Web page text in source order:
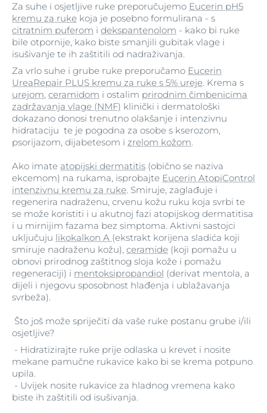
Za suhe i osjetljive ruke preporučujemo Eucerin pH5
kremu za ruke koja je posebno formulirana - s
citratnim puferom i dekspantenolom - kako bi ruke
bile otpornije, kako biste smanjili gubitak vlage i
isušivanje te ih zaštitili od nadraživanja.
Za vrlo suhe i grube ruke preporučamo Eucerin
UreaRepair PLUS kremu za ruke s 5% ureje. Krema s
urejom, ceramidom i ostalim prirodnim čimbenicima
zadržavanja vlage (NMF) klinički i dermatološki
dokazano donosi trenutno olakšanje i intenzivnu
hidrataciju te je pogodna za osobe s kserozom,
psorijazom, dijabetesom i zrelom kožom.
Ako imate atopijski dermatitis (obično se naziva
ekcemom) na rukama, isprobajte Eucerin AtopiControl
intenzivnu kremu za ruke. Smiruje, zaglađuje i
regenerira nadraženu, crvenu kožu ruku koja svrbi te
se može koristiti i u akutnoj fazi atopijskog dermatitisa
i u mirnijim fazama bez simptoma. Aktivni sastojci
uključuju likokalkon A (ekstrakt korijena sladića koji
smiruje nadraženu kožu), ceramide (koji pomažu u
obnovi prirodnog zaštitnog sloja kože i pomažu
regeneraciji) i mentoksipropandiol (derivat mentola, a
dijeli i njegovu sposobnost hlađenja i ublažavanja
svrbeža).
Što još može spriječiti da vaše ruke postanu grube i/ili
osjetljive?
- Hidratizirajte ruke prije odlaska u krevet i nosite
mekane pamučne rukavice kako bi se krema potpuno
upila.
- Uvijek nosite rukavice za hladnog vremena kako
biste ih zaštitili od isušivanja.